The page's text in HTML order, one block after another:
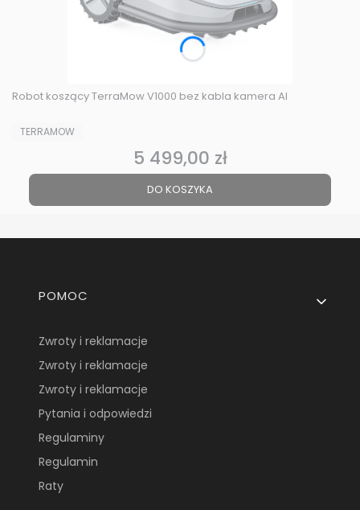
Robot koszący TerraMow V1000 bez kabla kamera AI
PRODUCENT
TERRAMOW
Cena
5 499,00 zł
DO KOSZYKA
Linki w stopce
POMOC
Zwroty i reklamacje
Zwroty i reklamacje
Zwroty i reklamacje
Pytania i odpowiedzi
Regulaminy
Regulamin
Raty